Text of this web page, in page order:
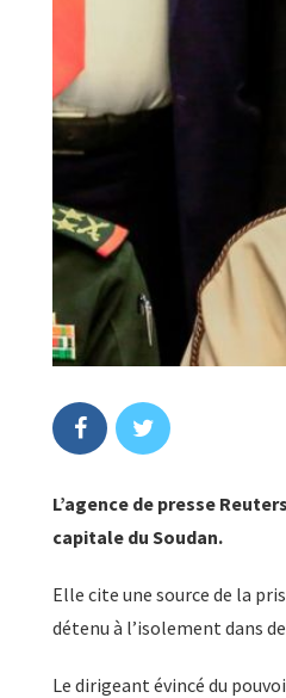
L’agence de presse
capitale du Soudan.
Elle cite une source de la
détenu à l’isolement dans
Le dirigeant évincé du